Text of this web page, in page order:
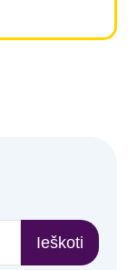
Ieškoti